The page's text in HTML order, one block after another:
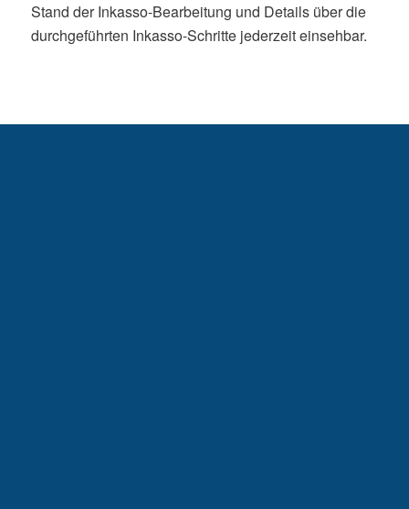
Stand der Inkasso-Bearbeitung und Details über die
durchgeführten Inkasso-Schritte jederzeit einsehbar.